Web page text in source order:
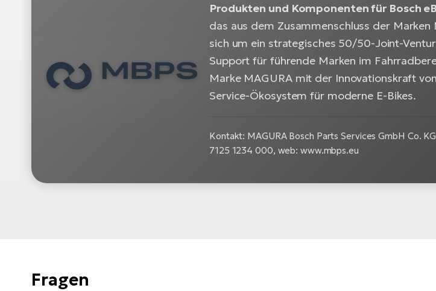
Produkten und Komponenten für Bosch
das aus dem Zusammenschluss der
sich um ein strategisches 50/50-Joint-
Support für führende Marken im
Marke MAGURA mit der Innovationskraft
Service-Ökosystem für moderne E-Bikes.
Kontakt: MAGURA Bosch Parts Services GmbH Co.
7125 1234 000, web: www.mbps.eu
Fragen